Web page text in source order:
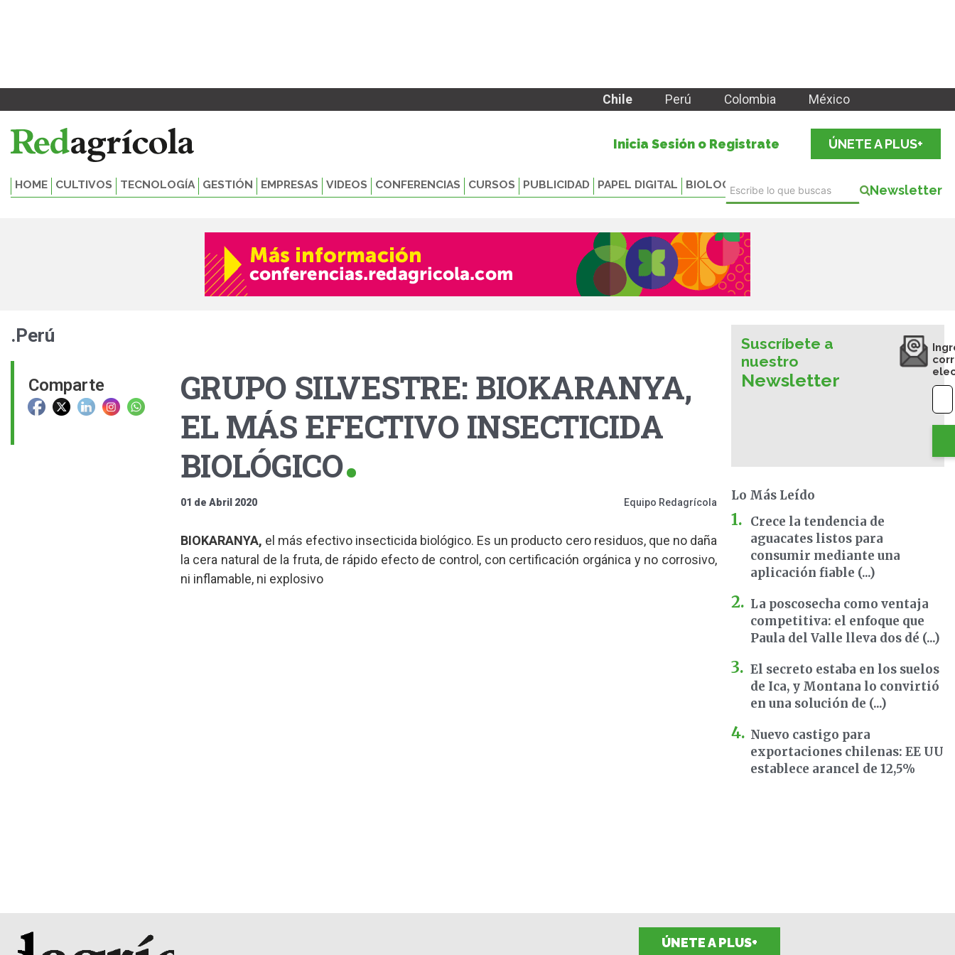
Chile Perú Colombia México
Inicia Sesión o Registrate ÚNETE A PLUS+
HOME CULTIVOS TECNOLOGÍA GESTIÓN EMPRESAS VIDEOS CONFERENCIAS CURSOS PUBLICIDAD PAPEL DIGITAL BIOLOGICALS Newsletter
.Perú
Comparte
GRUPO SILVESTRE: BIOKARANYA,
EL MÁS EFECTIVO INSECTICIDA
BIOLÓGICO
01 de Abril 2020 Equipo Redagrícola
BIOKARANYA, el más efectivo insecticida biológico. Es un producto cero residuos, que no daña
la cera natural de la fruta, de rápido efecto de control, con certificación orgánica y no corrosivo,
ni inflamable, ni explosivo
Suscríbete a
nuestro
Newsletter
Lo Más Leído
Crece la tendencia de
aguacates listos para
consumir mediante una
aplicación fiable (...)
La poscosecha como ventaja
competitiva: el enfoque que
Paula del Valle lleva dos dé (...)
El secreto estaba en los suelos
de Ica, y Montana lo convirtió
en una solución de (...)
Nuevo castigo para
exportaciones chilenas: EE UU
establece arancel de 12,5%
ÚNETE A PLUS+